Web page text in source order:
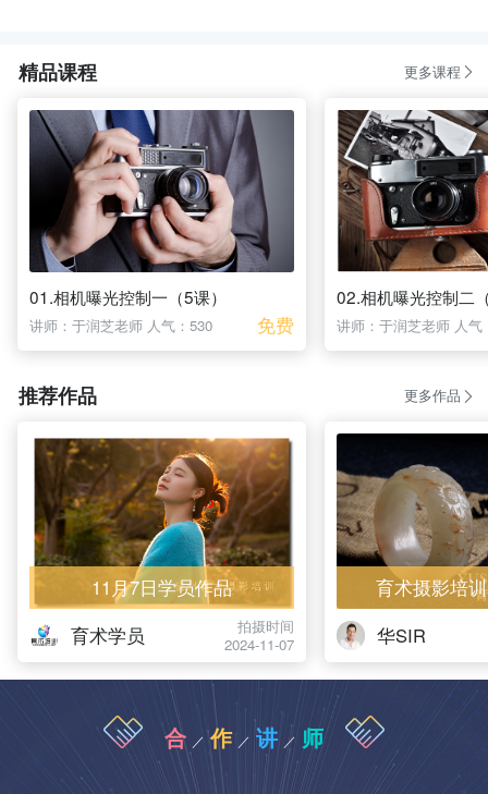
精品课程 更多课程
01.相机曝光控制一（5课）
讲师：于润芝老师 人气：530 免费
02.相机曝光控制二
讲师：于润芝老师 人气
推荐作品 更多作品
11月7日学员作品
育术学员
拍摄时间
2024-11-07
育术摄影培
华SIR
合 ／ 作 ／ 讲 ／ 师